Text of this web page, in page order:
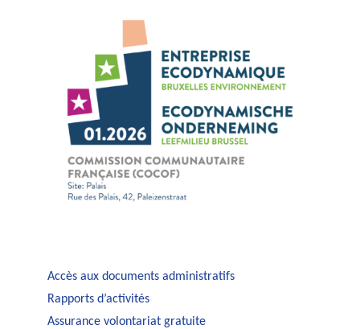
Accès aux documents administratifs
Rapports d’activités
Assurance volontariat gratuite